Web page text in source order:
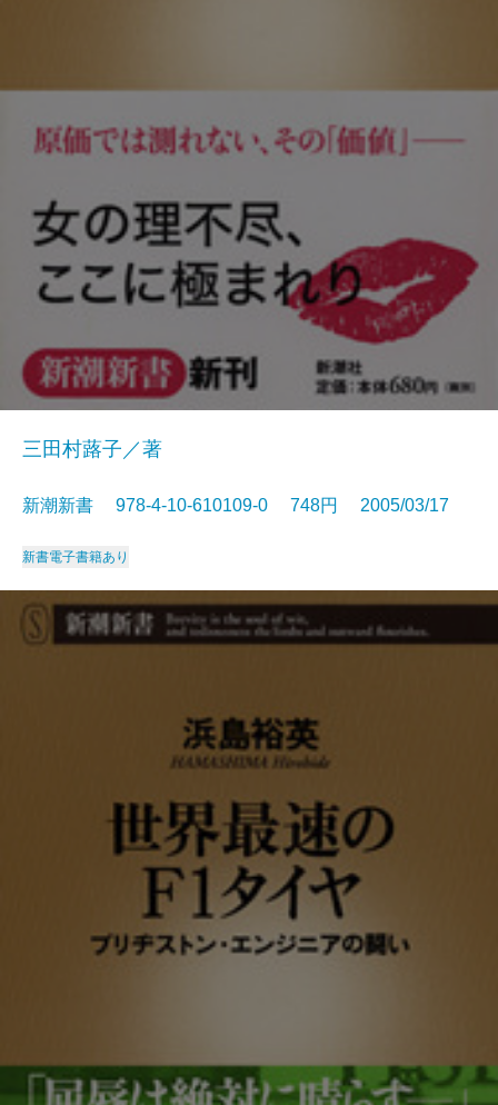
三田村蕗子／著
新潮新書 978-4-10-610109-0 748円 2005/03/17
新書電子書籍あり